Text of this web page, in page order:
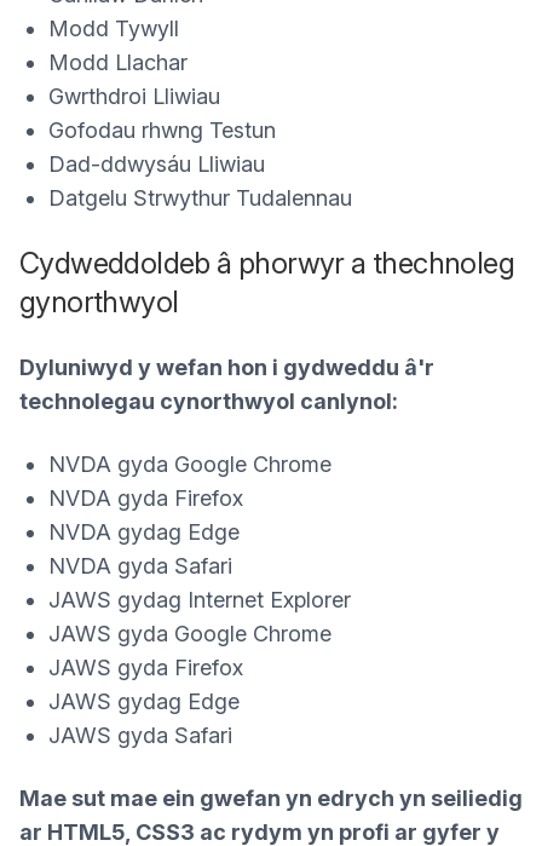
Modd Tywyll
Modd Llachar
Gwrthdroi Lliwiau
Gofodau rhwng Testun
Dad-ddwysáu Lliwiau
Datgelu Strwythur Tudalennau
Cydweddoldeb â phorwyr a thechnoleg
gynorthwyol
Dyluniwyd y wefan hon i gydweddu â'r
technolegau cynorthwyol canlynol:
NVDA gyda Google Chrome
NVDA gyda Firefox
NVDA gydag Edge
NVDA gyda Safari
JAWS gydag Internet Explorer
JAWS gyda Google Chrome
JAWS gyda Firefox
JAWS gydag Edge
JAWS gyda Safari
Mae sut mae ein gwefan yn edrych yn seiliedig
ar HTML5, CSS3 ac rydym yn profi ar gyfer y